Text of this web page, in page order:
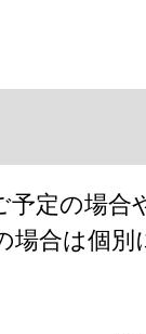
定の場合
場合は個別